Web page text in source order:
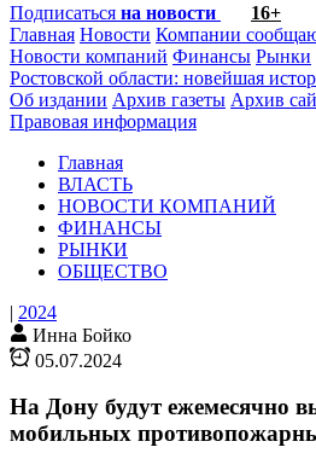
Подписаться на новости
16+
Главная Новости Компании
Новости компаний Финансы Рынки
Ростовской области: новейшая
Об издании Архив газеты Архив
Правовая информация
Главная
ВЛАСТЬ
НОВОСТИ КОМПАНИЙ
ФИНАНСЫ
РЫНКИ
ОБЩЕСТВО
| 2024
Инна Бойко
05.07.2024
На Дону будут ежемесячно
мобильных